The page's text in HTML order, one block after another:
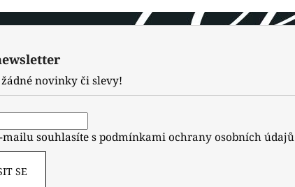
novinky či slevy!
souhlasíte spodmínkami ochrany osobních údajů
SE